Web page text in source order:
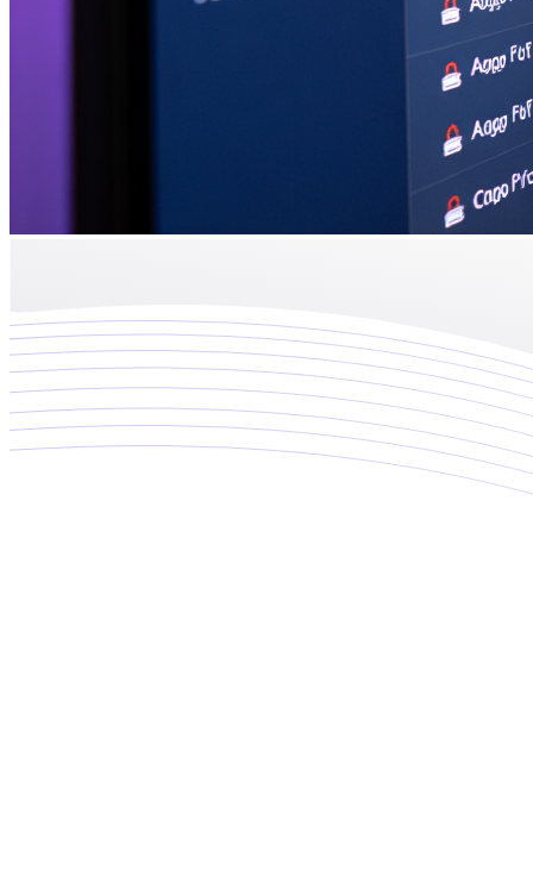
Implementamos soluciones de IA que optimizan procesos y